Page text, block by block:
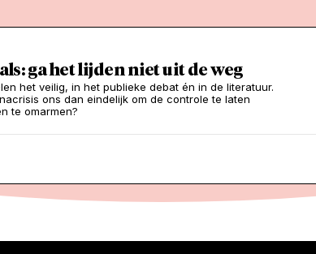
ga het lijden niet uit de weg
het veilig, in het publieke debat én in de literatuur.
ons dan eindelijk om de controle te laten
te omarmen?